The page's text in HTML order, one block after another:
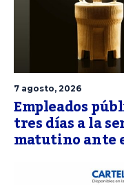
7 agosto, 2026
Empleados
tres días a la
matutino ante